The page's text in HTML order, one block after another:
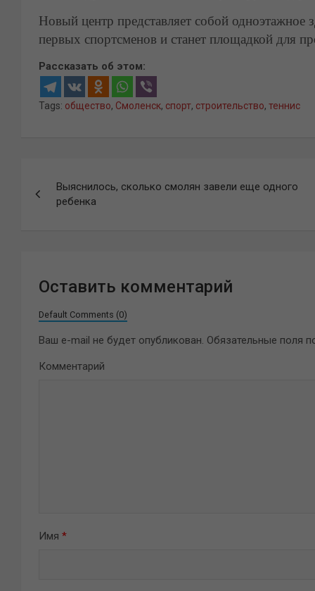
Новый центр представляет собой
первых спортсменов и станет площадкой для
Рассказать об этом:
Tags: общество, Смоленск, спорт, строительство, теннис
по
Выяснилось, сколько смолян завели еще одного
ребенка
Оставить комментарий
Default Comments (0)
Ваш e-mail не будет опубликован. Обязательные поля
Комментарий
Имя *